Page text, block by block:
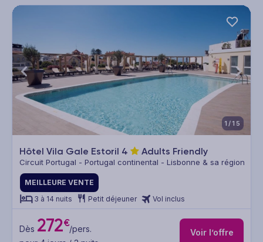
1/15
Hôtel Vila Gale Estoril 4 Adults Friendly
Circuit Portugal - Portugal continental - Lisbonne & sa région
MEILLEURE VENTE
3 à 14 nuits
Petit déjeuner Vol inclus
Dès 272€/pers.
Voir l’offre